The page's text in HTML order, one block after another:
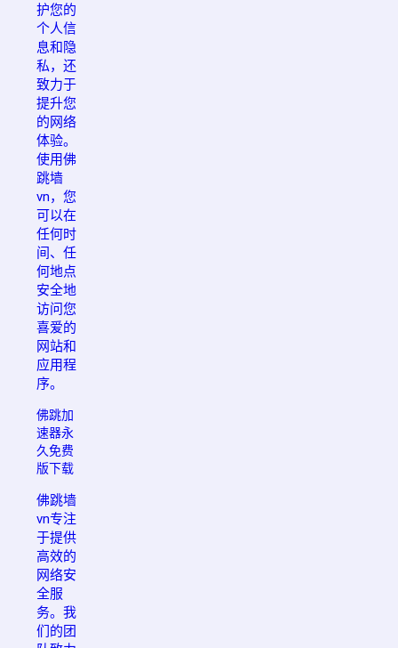
护您的
个人信
息和隐
私，还
致力于
提升您
的网络
体验。
使用佛
跳墙
vn，您
可以在
任何时
间、任
何地点
安全地
访问您
喜爱的
网站和
应用程
序。
佛跳加
速器永
久免费
版下载
佛跳墙
vn专注
于提供
高效的
网络安
全服
务。我
们的团